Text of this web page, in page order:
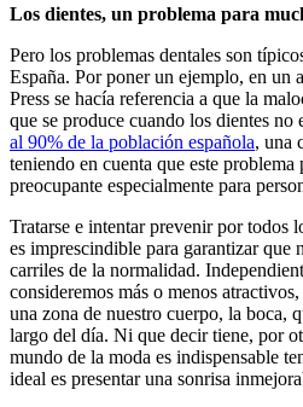
Los dientes, un problema para
Pero los problemas dentales son
España. Por poner un ejemplo, en un
Press se hacía referencia a que la
que se produce cuando los dientes no
al 90% de la población española, una
teniendo en cuenta que este problema
preocupante especialmente para
Tratarse e intentar prevenir por todos
es imprescindible para garantizar que
carriles de la normalidad.
consideremos más o menos
una zona de nuestro cuerpo, la boca,
largo del día. Ni que decir tiene, por
mundo de la moda es indispensable
ideal es presentar una sonrisa